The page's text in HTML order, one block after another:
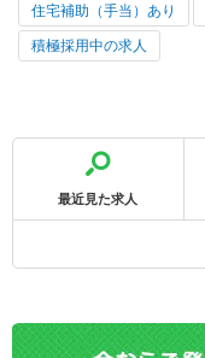
住宅補助（手当）あり
積極採用中の求人
最近見た求人